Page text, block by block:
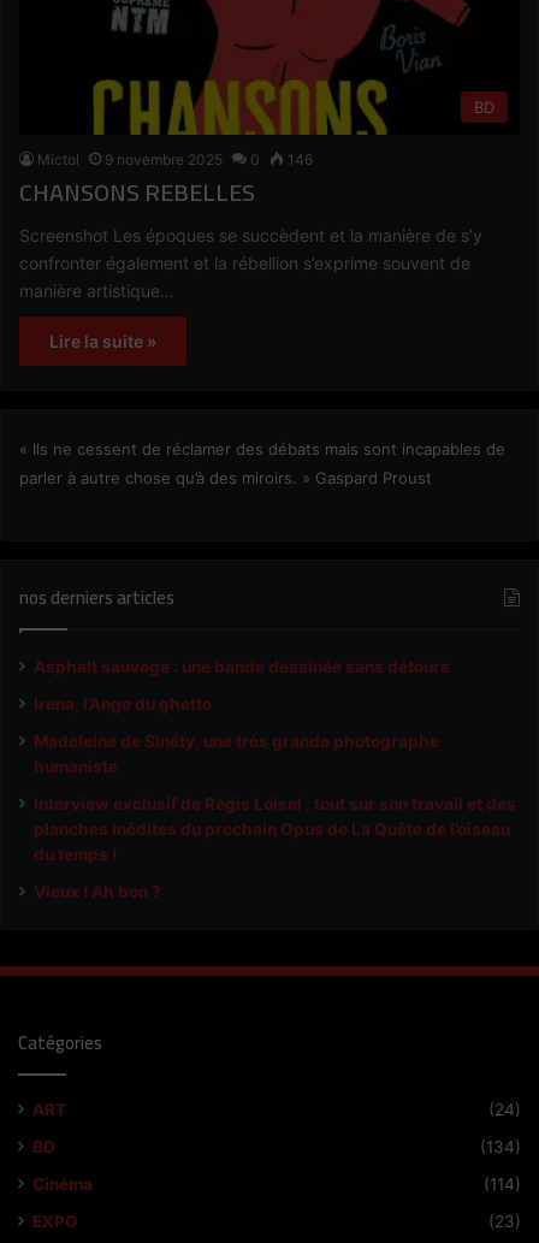
BD
Mictol 9 novembre 2025 0 146
CHANSONS REBELLES
Screenshot Les époques se succèdent et la manière de s’y
confronter également et la rébellion s’exprime souvent de
manière artistique…
Lire la suite »
« Ils ne cessent de réclamer des débats mais sont incapables de
parler à autre chose qu’à des miroirs. » Gaspard Proust
nos derniers articles
Asphalt sauvage : une bande dessinée sans détours
Irena, l’Ange du ghetto
Madeleine de Sinéty, une très grande photographe
humaniste
Interview exclusif de Régis Loisel : tout sur son travail et des
planches inédites du prochain Opus de La Quête de l’oiseau
du temps !
Vieux ! Ah bon ?
Catégories
ART
(24)
BD
(134)
Cinéma
(114)
EXPO
(23)